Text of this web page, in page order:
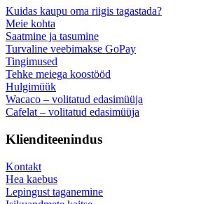
Kuidas kaupu oma riigis tagastada?
Meie kohta
Saatmine ja tasumine
Turvaline veebimakse GoPay
Tingimused
Tehke meiega koostööd
Hulgimüük
Wacaco – volitatud edasimüüja
Cafelat – volitatud edasimüüja
Klienditeenindus
Kontakt
Hea kaebus
Lepingust taganemine